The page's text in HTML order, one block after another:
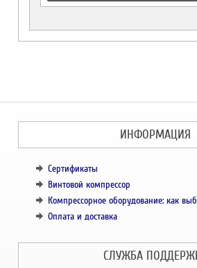
ИНФОРМАЦИЯ
Сертификаты
Винтовой компрессор
Компрессорное оборудование: как
Оплата и доставка
СЛУЖБА